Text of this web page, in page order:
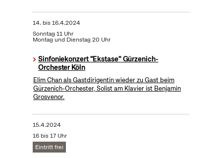
14. bis16.4.2024
Sonntag 11 Uhr
Montag und Dienstag 20 Uhr
Sinfoniekonzert "Ekstase" Gürzenich-
Orchester Köln
Elim Chan als Gastdirigentin wieder zu Gast beim
Gürzenich-Orchester, Solist am Klavier ist Benjamin
Grosvenor.
15.4.2024
16 bis 17 Uhr
Eintritt frei